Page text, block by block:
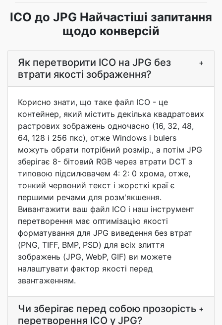
ICO до JPG Найчастіші запитання
щодо конверсій
Як перетворити ICO на JPG без
втрати якості зображення?
+
Корисно знати, що таке файл ICO - це
контейнер, який містить декілька квадратових
растрових зображень одночасно (16, 32, 48,
64, 128 і 256 пкс), отже Windows і bulers
можуть обрати потрібний розмір., а потім JPG
зберігає 8- бітовий RGB через втрати DCT з
типовою підсилювачем 4: 2: 0 хрома, отже,
тонкий червоний текст і жорсткі краї є
першими речами для розм'якшення.
Вивантажити ваш файл ICO і наш інструмент
перетворення має оптимізацію якості
форматування для JPG виведення без втрат
(PNG, TIFF, BMP, PSD) для всіх злиття
зображень (JPG, WebP, GIF) ви можете
налаштувати фактор якості перед
звантаженням.
Чи зберігає перед собою прозорість
перетворення ICO у JPG?
+